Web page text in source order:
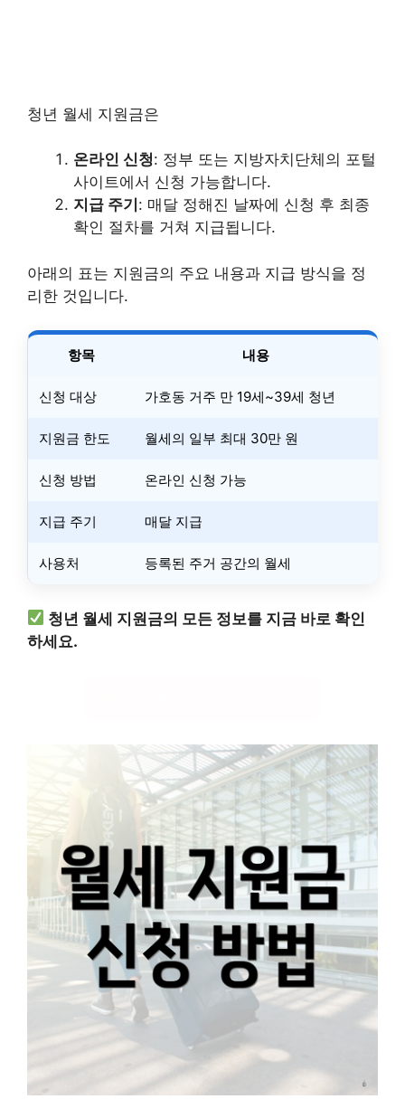
청년 월세 지원금은
온라인 신청: 정부 또는 지방자치단체의 포털
사이트에서 신청 가능합니다.
지급 주기 : 매달 정해진 날짜에 신청 후 최종
확인 절차를 거쳐 지급됩니다.
아래의 표는 지원금의 주요 내용과 지급 방식을 정
리한 것입니다.
항목 내용
신청 대상 가호동 거주 만 19세~39세 청년
지원금 한도 월세의 일부 최대 30만 원
신청 방법 온라인 신청 가능
지급 주기 매달 지급
사용처 등록된 주거 공간의 월세
청년 월세 지원금의 모든 정보를 지금 바로 확인
하세요.